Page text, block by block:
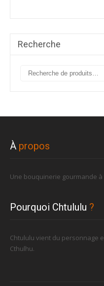
Recherche
Recherche
À propos
Une bouquinerie gourmande à
Pourquoi Chtululu ?
Chtululu vient du personnage
Cthulhu.